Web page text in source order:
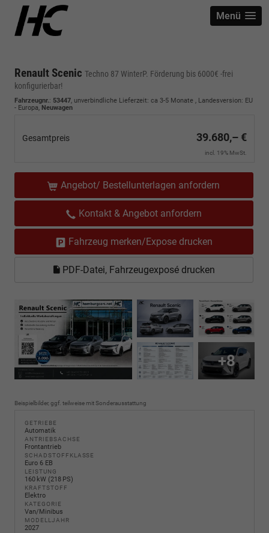
Menü
Renault Scenic Techno 87 WinterP. Förderung bis 6000€ -frei
konfigurierbar!
Fahrzeugnr.: 53447, unverbindliche Lieferzeit: ca 3-5 Monate , Landesversion: EU
- Europa, Neuwagen
Gesamtpreis 39.680,– €
incl. 19% MwSt.
Angebot/ Bestellunterlagen anfordern
Kontakt & Angebot anfordern
Fahrzeug merken/Expose drucken
PDF-Datei, Fahrzeugexposé drucken
+8
Beispielbilder, ggf. teilweise mit Sonderausstattung
GETRIEBE
Automatik
ANTRIEBSACHSE
Frontantrieb
SCHADSTOFFKLASSE
Euro 6 EB
LEISTUNG
160 kW (218 PS)
KRAFTSTOFF
Elektro
KATEGORIE
Van/Minibus
MODELLJAHR
2027